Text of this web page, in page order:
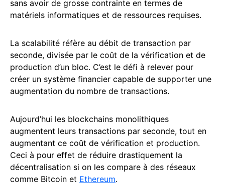
sans avoir de grosse contrainte en termes de
matériels informatiques et de ressources requises.
La scalabilité réfère au débit de transaction par
seconde, divisée par le coût de la vérification et de
production d’un bloc. C’est le défi à relever pour
créer un système financier capable de supporter une
augmentation du nombre de transactions.
Aujourd’hui les blockchains monolithiques
augmentent leurs transactions par seconde, tout en
augmentant ce coût de vérification et production.
Ceci à pour effet de réduire drastiquement la
décentralisation si on les compare à des réseaux
comme Bitcoin et Ethereum.